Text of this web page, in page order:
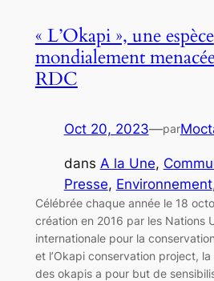
« L’Okapi », une espèce
mondialement
RDC
Oct 20, 2023—par
dans A la Une,
Presse, Environnement
Célébrée chaque année le 18
création en 2016 par les Nations
internationale pour la
et l’Okapi conservation project,
des okapis a pour but de